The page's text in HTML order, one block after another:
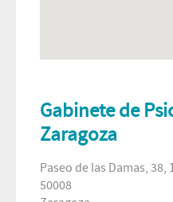
Gabinete de
Zaragoza
Paseo de las Damas, 38,
50008